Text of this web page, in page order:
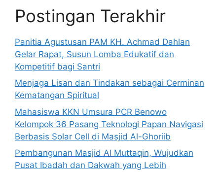
Postingan Terakhir
Panitia Agustusan PAM KH. Achmad Dahlan
Gelar Rapat, Susun Lomba Edukatif dan
Kompetitif bagi Santri
Menjaga Lisan dan Tindakan sebagai Cerminan
Kematangan Spiritual
Mahasiswa KKN Umsura PCR Benowo
Kelompok 36 Pasang Teknologi Papan Navigasi
Berbasis Solar Cell di Masjid Al-Ghoriib
Pembangunan Masjid Al Muttaqin, Wujudkan
Pusat Ibadah dan Dakwah yang Lebih